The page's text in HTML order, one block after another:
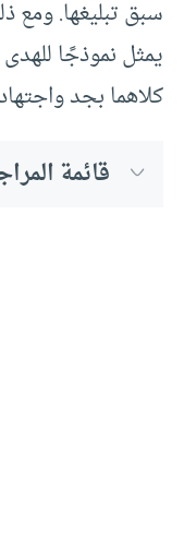
سبق تبليغها. ومع
يمثل نموذجًا
كلاهما بجد
قائمة